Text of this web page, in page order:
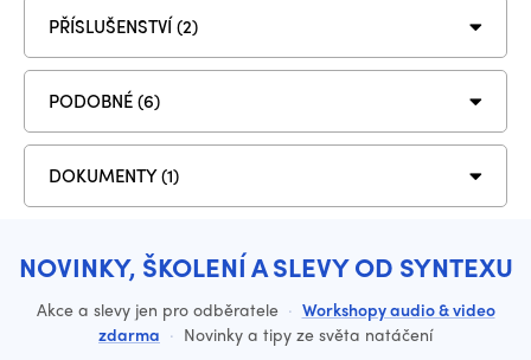
PŘÍSLUŠENSTVÍ (2)
PODOBNÉ (6)
DOKUMENTY (1)
NOVINKY, ŠKOLENÍ A SLEVY OD SYNTEXU
Akce a slevy jen pro odběratele · Workshopy audio & video
zdarma · Novinky a tipy ze světa natáčení